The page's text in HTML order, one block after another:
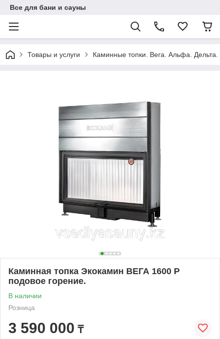
Все для бани и сауны
Товары и услуги Каминные топки. Вега. Альфа. Дельта.
Каминная топка Экокамин ВЕГА 1600 P
подовое горение.
В наличии
Розница
3 590 000 ₸